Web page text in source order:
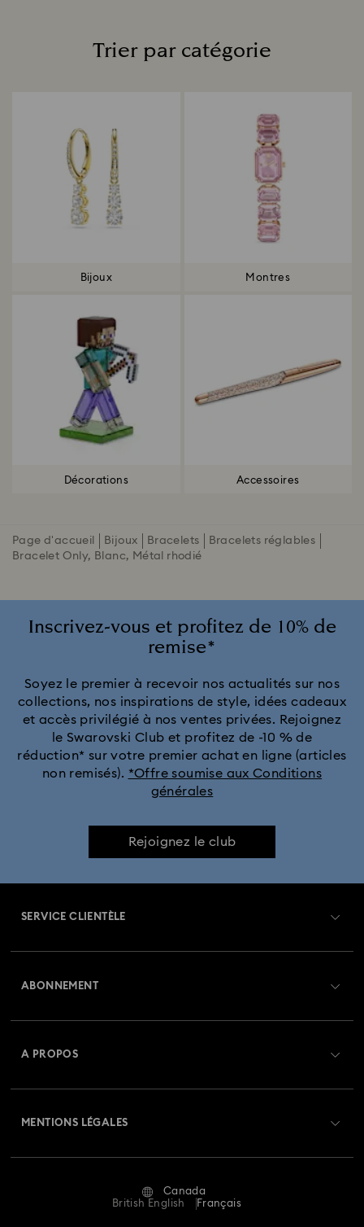
Trier par catégorie
Bijoux Montres
Décorations Accessoires
Page d'accueil Bijoux Bracelets
Bracelets réglables
Bracelet Only, Blanc, Métal rhodié
Inscrivez-vous et profitez de 10% de
remise*
Soyez le premier à recevoir nos actualités sur nos
collections, nos inspirations de style, idées cadeaux
et accès privilégié à nos ventes privées. Rejoignez
le Swarovski Club et profitez de -10 % de
réduction* sur votre premier achat en ligne (articles
non remisés). *Offre soumise aux Conditions
générales
Rejoignez le club
SERVICE CLIENTÈLE
Retours et échanges
Statut de réparation
ABONNEMENT
A PROPOS
MENTIONS LÉGALES
Conditions Générales
Canada
British English
Français